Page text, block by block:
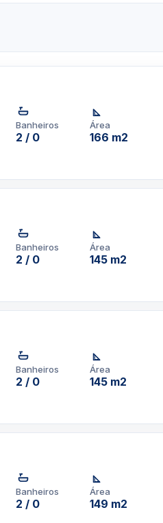
Banheiros
2 / 0
Área
166 m2
Banheiros
2 / 0
Área
145 m2
Banheiros
2 / 0
Área
145 m2
Banheiros
2 / 0
Área
149 m2